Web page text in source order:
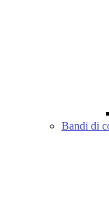
Bandi di